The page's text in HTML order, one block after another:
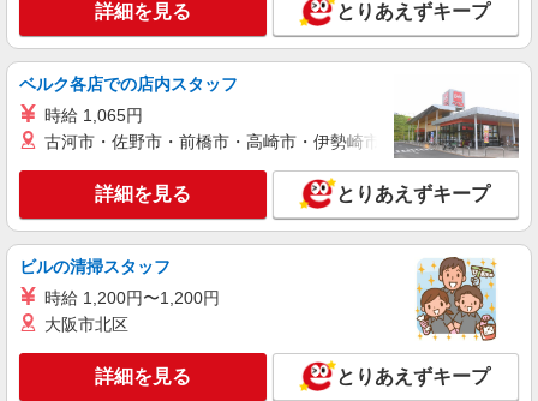
キープ 詳細を見る
派遣社員
特別養護老人ホームでの介護士
時給：初任者1400円/実務者1450円/介護福祉士
1500円 ※資格や経験などによる
埼玉県熊谷市
キープ 詳細を見る
派遣社員
シニア向けマンションで見守り・食事配膳など
＊熊谷市＊。日払可
詳細を見る とりあえずキープ
ベルク各店での店内スタッフ
時給 1,065円
古河市・佐野市・前橋市・高崎市・伊勢崎市・太田市・館林市
詳細を見る とりあえずキープ
ビルの清掃スタッフ
時給 1,200円〜1,200円
大阪市北区
詳細を見る とりあえずキープ